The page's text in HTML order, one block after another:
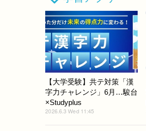
【大学受験】共テ対策「漢
字力チャレンジ」6月…駿台
×Studyplus
2026.6.3 Wed 11:45